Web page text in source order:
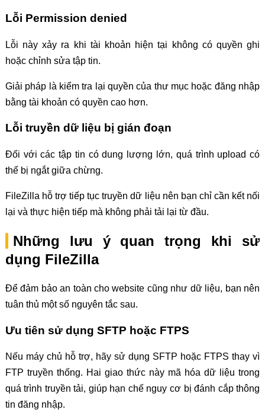
Lỗi Permission denied
Lỗi này xảy ra khi tài khoản hiện tại không có quyền ghi
hoặc chỉnh sửa tập tin.
Giải pháp là kiểm tra lại quyền của thư mục hoặc đăng nhập
bằng tài khoản có quyền cao hơn.
Lỗi truyền dữ liệu bị gián đoạn
Đối với các tập tin có dung lượng lớn, quá trình upload có
thể bị ngắt giữa chừng.
FileZilla hỗ trợ tiếp tục truyền dữ liệu nên bạn chỉ cần kết nối
lại và thực hiện tiếp mà không phải tải lại từ đầu.
Những lưu ý quan trọng khi sử
dụng FileZilla
Để đảm bảo an toàn cho website cũng như dữ liệu, bạn nên
tuân thủ một số nguyên tắc sau.
Ưu tiên sử dụng SFTP hoặc FTPS
Nếu máy chủ hỗ trợ, hãy sử dụng SFTP hoặc FTPS thay vì
FTP truyền thống. Hai giao thức này mã hóa dữ liệu trong
quá trình truyền tải, giúp hạn chế nguy cơ bị đánh cắp thông
tin đăng nhập.